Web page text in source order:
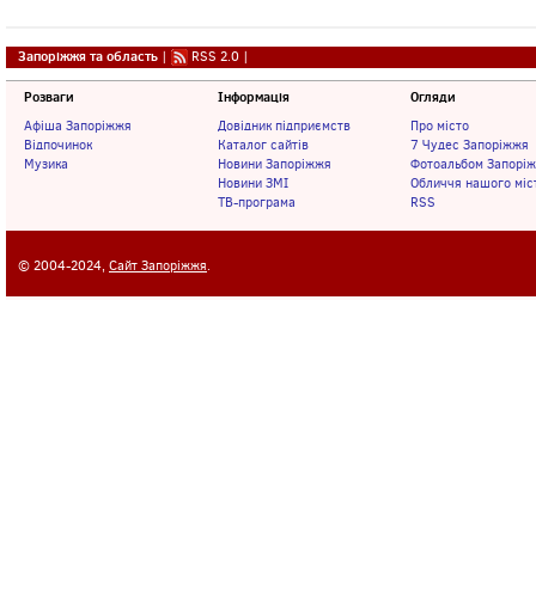
Запоріжжя та область | RSS 2.0 |
Розваги
Афіша Запоріжжя
Відпочинок
Музика
Інформація
Довідник підприємств
Каталог сайтів
Новини Запоріжжя
Новини ЗМІ
ТВ-програма
Огляди
Про місто
7 Чудес Запоріжжя
Фотоальбом
Обличчя нашого
RSS
© 2004-2024, Сайт Запоріжжя.